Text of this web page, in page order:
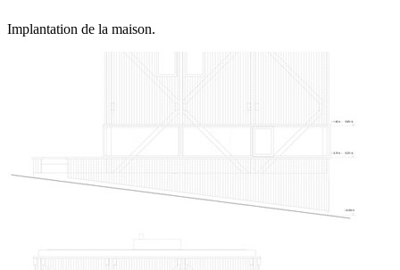
Implantation de la maison.